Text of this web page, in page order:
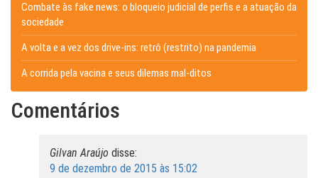
Combate às fake news: o bloqueio judicial de perfis e a atuação da
sociedade
A volta e a vez dos drive-ins: retrô (restrito) na pandemia
A corrida pela vacina e seus dilemas mal-ditos
Comentários
Gilvan Araújo disse:
9 de dezembro de 2015 às 15:02